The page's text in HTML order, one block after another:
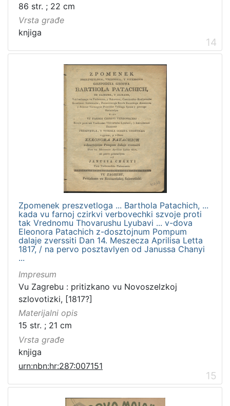
86 str. ; 22 cm
Vrsta građe
knjiga
14
Zpomenek preszvetloga ... Barthola Patachich, ...
kada vu farnoj czirkvi verbovechki szvoje proti
tak Vrednomu Thovarushu Lyubavi ... v-dova
Eleonora Patachich z-dosztojnum Pompum
dalaje zverssiti Dan 14. Meszecza Aprilisa Letta
1817, / na pervo posztavlyen od Janussa Chanyi
...
Impresum
Vu Zagrebu : pritizkano vu Novoszelzkoj
szlovotizki, [1817?]
Materijalni opis
15 str. ; 21 cm
Vrsta građe
knjiga
urn:nbn:hr:287:007151
15